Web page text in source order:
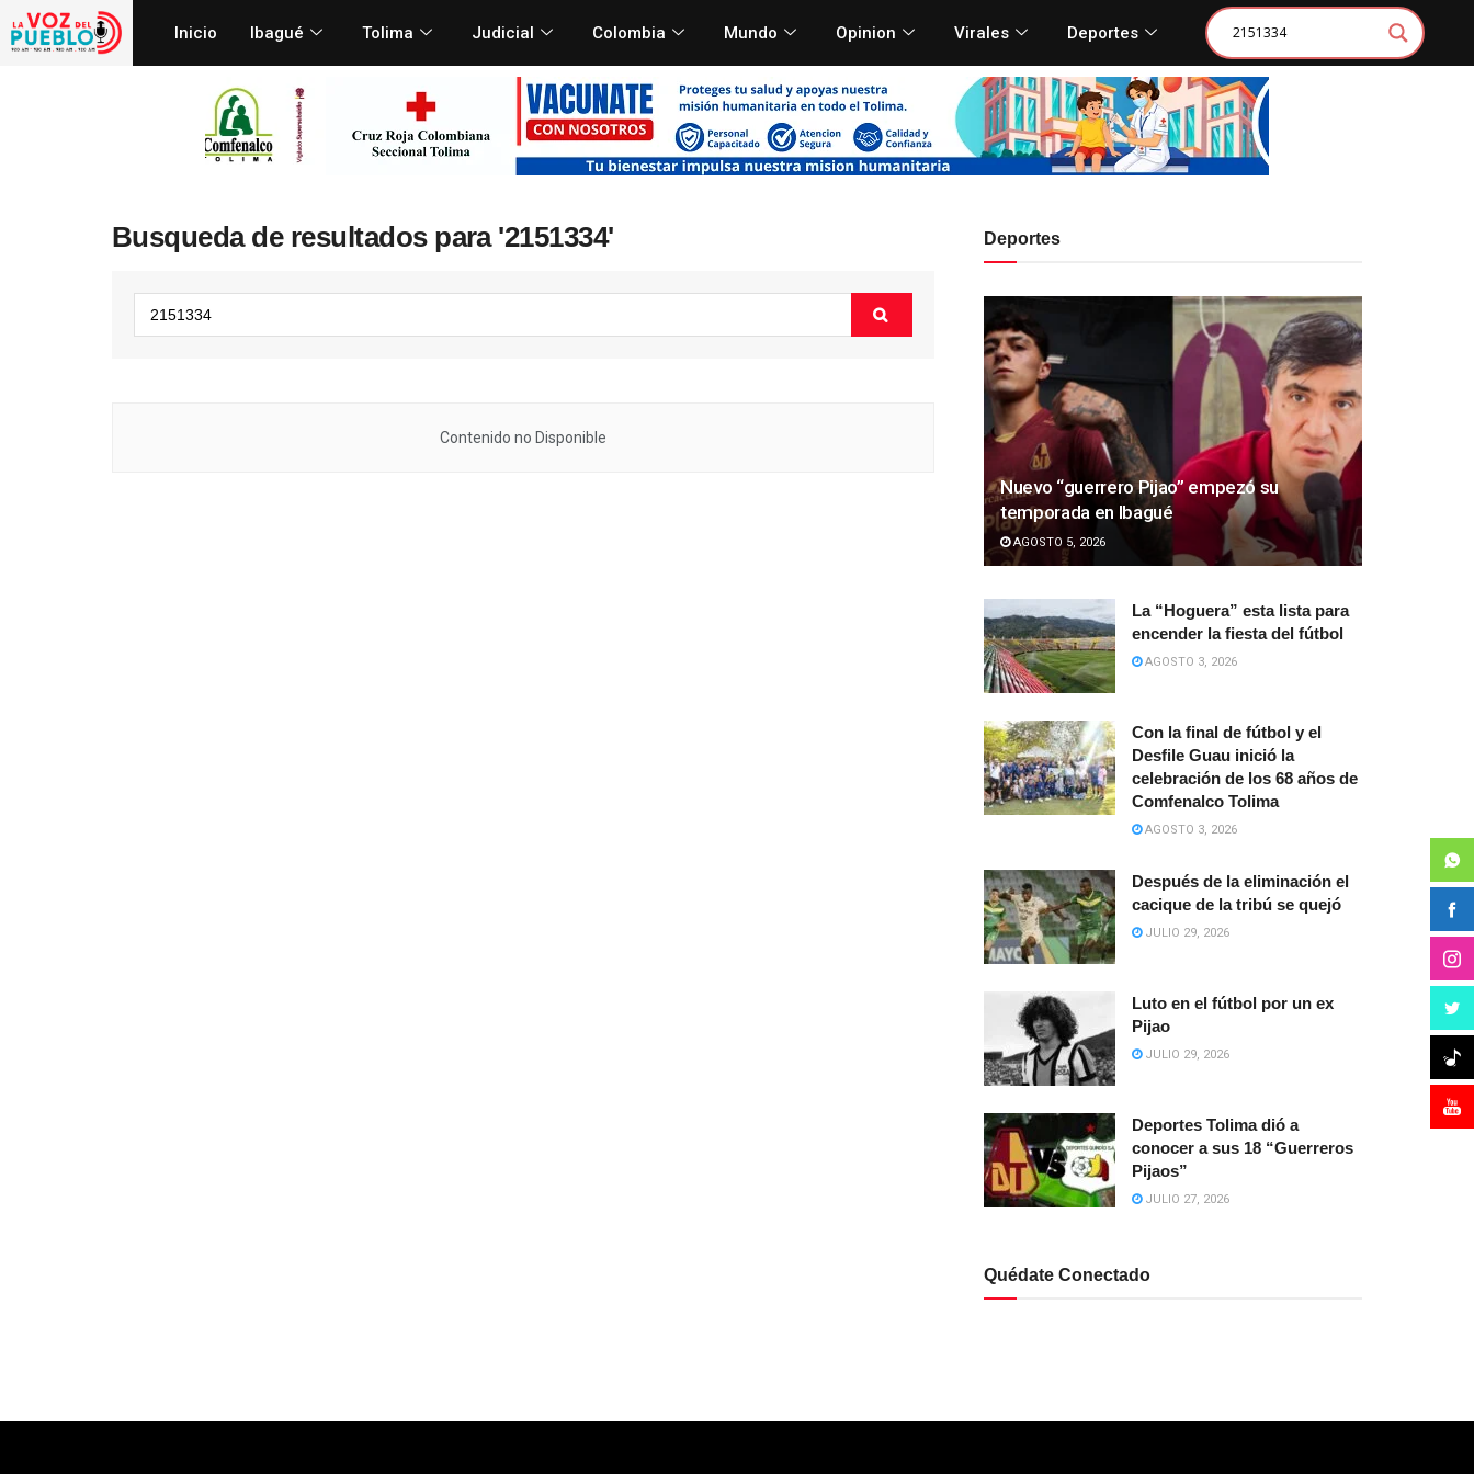
Inicio Ibagué Tolima Judicial Colombia Mundo Opinion Virales Deportes
Busqueda de resultados para '2151334'
Contenido no Disponible
Deportes
Nuevo “guerrero Pijao” empezó su
temporada en Ibagué
AGOSTO 5, 2026
La “Hoguera” esta lista para
encender la fiesta del fútbol
AGOSTO 3, 2026
Con la final de fútbol y el
Desfile Guau inició la
celebración de los 68 años de
Comfenalco Tolima
AGOSTO 3, 2026
Después de la eliminación el
cacique de la tribú se quejó
JULIO 29, 2026
Luto en el fútbol por un ex
Pijao
JULIO 29, 2026
Deportes Tolima dió a
conocer a sus 18 “Guerreros
Pijaos”
JULIO 27, 2026
Quédate Conectado